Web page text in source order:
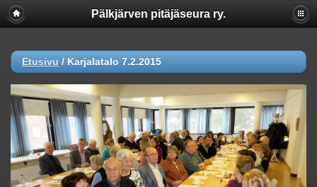
Pälkjärven pitäjäseura ry.
Etusivu / Karjalatalo 7.2.2015